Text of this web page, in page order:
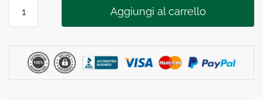
CROCO
Aggiungi al carrello